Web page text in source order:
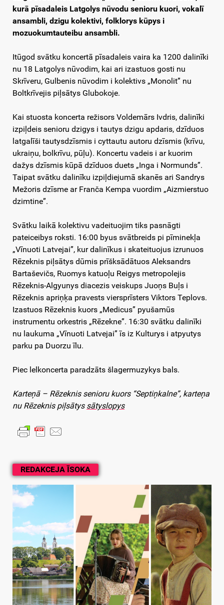
REDAKCEJA ĪSOKA
kurā pīsadaleis Latgolys nūvodu senioru kuori, vokalī
ansambli, dzigu kolektivi, folklorys kūpys i
mozuokumtauteibu ansambli.
Itūgod svātku koncertā pīsadaleis vaira ka 1200 dalinīki
nu 18 Latgolys nūvodim, kai ari izastuos gosti nu
Skrīveru, Gulbenis nūvodim i kolektivs „Monolit” nu
Boltkrīvejis piļsātys Glubokoje.
Kai stuosta koncerta režisors Voldemārs Ivdris, dalinīki
izpiļdeis senioru dzigys i tautys dzigu apdaris, dzīduos
latgalīši tautysdzīsmis i cyttautu autoru dzīsmis (krīvu,
ukraiņu, bolkrīvu, pūļu). Koncertu vadeis i ar kuorim
dažys dzīsmis kūpā dzīduos duets „Inga i Normunds”.
Taipat svātku dalinīku izpiļdiejumā skanēs ari Sandrys
Mežoris dzīsme ar Franča Kempa vuordim „Aizmierstuo
dzimtine”.
Svātku laikā kolektivu vadeituojim tiks pasnāgti
pateiceibys roksti. 16:00 byus svātbreids pi pīminekļa
„Vīnuoti Latvejai”, kur dalinīkus i skateituojus izrunuos
Rēzeknis piļsātys dūmis prīšksādātuos Aleksandrs
Bartaševičs, Ruomys katuoļu Reigys metropolejis
Rēzeknis-Algyunys diacezis veiskups Juoņs Buļs i
Rēzeknis apriņķa pravests viersprīsters Viktors Teplovs.
Izastuos Rēzeknis kuors „Medicus” pyušamūs
instrumentu orkestris „Rēzekne”. 16:30 svātku dalinīki
nu laukuma „Vīnuoti Latvejai” īs iz Kulturys i atpyutys
parku pa Duorzu īlu.
Piec lelkoncerta paradzāts šlagermuzykys bals.
Karteņā – Rēzeknis senioru kuors “Septiņkalne”, karteņa
nu Rēzeknis piļsātys sātyslopys